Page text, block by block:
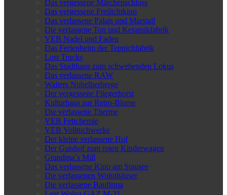
Das vergessene Märchenschloss
Das vergessene Freilichtkino
Das verlassene Palais und Marstall
Die verlassene Ton und Keramikfabrik
VEB Nadel und Faden
Das Ferienheim der Teppichfabrik
Lost Trucks
Das Stadthaus zum schwebenden Lokus
Das verlassene RAW
Walters Nobelherberge
Der vergessene Fliegerhorst
Kulturhaus zur Retro-Blume
Die verlassene Therme
VEB Fettchemie
VEB Volltuchwerke
Der kleine verlassene Hof
Der Gutshof zum roten Kinderwagen
Grandma`s Mill
Das verlassene Kino am Stausee
Die verlassenen Wohnhäuser
Die verlassene Baufirma